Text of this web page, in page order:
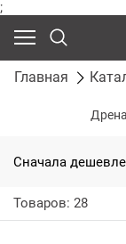
;
Главная
Сначала дешевле
Товаров: 28